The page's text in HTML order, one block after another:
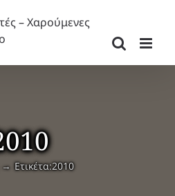
Ετικέτα:2010